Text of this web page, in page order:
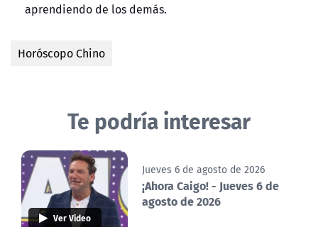
aprendiendo de los demás.
Horóscopo Chino
Te podría interesar
Ver Video
Jueves 6 de agosto de 2026
¡Ahora Caigo! - Jueves 6 de
agosto de 2026